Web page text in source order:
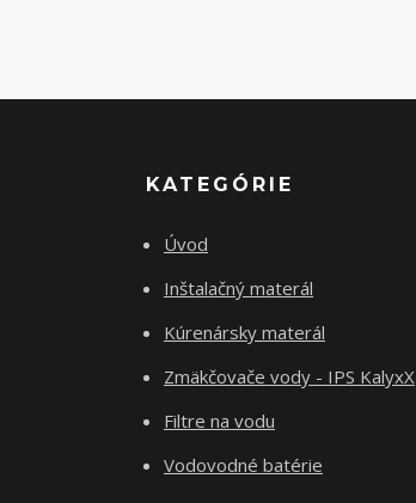
KATEGÓRIE
Úvod
Inštalačný materál
Kúrenársky materál
Zmäkčovače vody - IPS KalyxX
Filtre na vodu
Vodovodné batérie